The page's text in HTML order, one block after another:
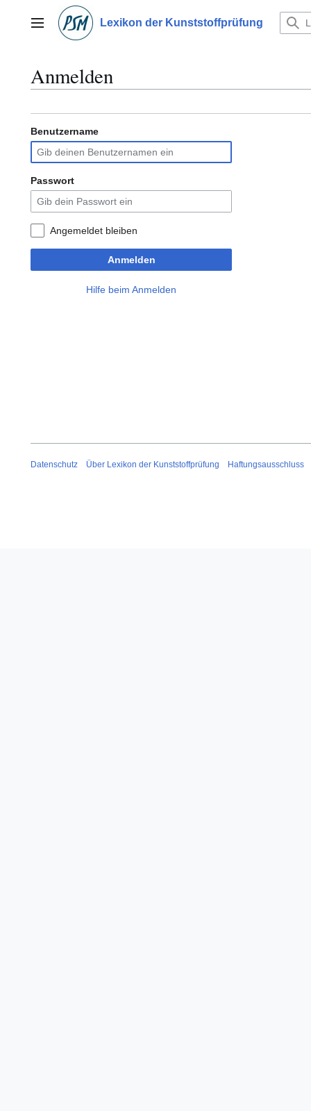
springenHauptmenü Lexikon der Kunststoffprüfung
Anmelden
Benutzername
Passwort
Angemeldet bleiben
Anmelden
Hilfe beim Anmelden
Datenschutz Über Lexikon der Kunststoffprüfung Haftungsausschluss